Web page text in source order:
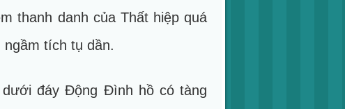
thanh danh của Thất hiệp quá
tích tụ dần.
đáy Động Đình hồ có tàng